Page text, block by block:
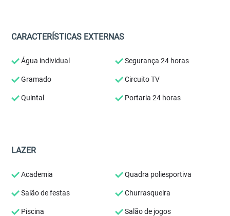
CARACTERÍSTICAS EXTERNAS
Água individual Segurança 24 horas
Gramado Circuito TV
Quintal Portaria 24 horas
LAZER
Academia Quadra poliesportiva
Salão de festas Churrasqueira
Piscina Salão de jogos